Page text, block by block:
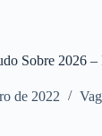
Sobre 2026 –
de 2022